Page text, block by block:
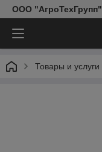
ООО "АгроТехГрупп"
Товары и услуги